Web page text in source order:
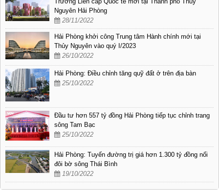
Nguyên Hải Phòng
28/11/2022
Hải Phòng khởi công Trung tâm Hành chính mới tại
Thủy Nguyên vào quý I/2023
26/10/2022
Hải Phòng: Điều chỉnh tăng quỹ đất ở trên địa bàn
25/10/2022
Đầu tư hơn 557 tỷ đồng Hải Phòng tiếp tục chỉnh trang
sông Tam Bạc
25/10/2022
Hải Phòng: Tuyến đường trị giá hơn 1.300 tỷ đồng nối
đôi bờ sông Thái Bình
19/10/2022